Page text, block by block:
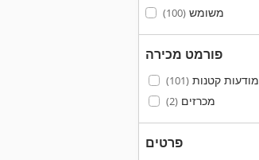
משומש(100)
פורמט מכירה
מודעות קטנות(101)
מכרזים(2)
פרטים